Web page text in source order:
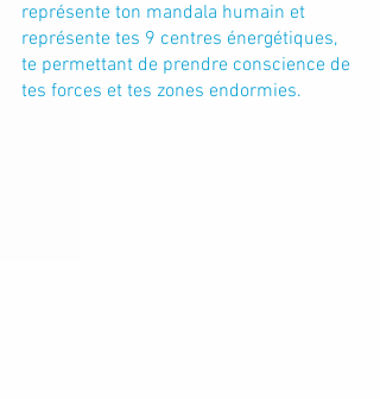
représente ton mandala humain et
représente tes 9 centres énergétiques,
te permettant de prendre conscience de
tes forces et tes zones endormies.